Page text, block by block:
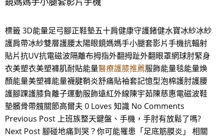
標籤 3D能量足弓腳正鞋墊五十肩健康守護鍺健水寶冰紗冰紗
護肩帶冰紗雙層護腰太陽眼鏡媽媽手小腿套影片手機抗輻射
貼片抗UV抗電磁波隔離布拇指外翻拇趾外翻眼罩網球肘緊身
衣美塑衣美塑褲肌耐貼能量醫療護膝推薦服飾能量毯能量煥
顏能量美塑褲能量襪腱鞘炎舒痛貼袖套記憶型泡棉護肘護腰
護腳踝護膝負離子運動服飾遠紅外線陳宇茹陳慈惠電磁波鞋
墊髕骨帶髖關節高爾夫 0 Loves 知識 No Comments
Previous Post 上班族整天鍵盤、手機，手肘有放鬆了嗎?
Next Post 腳碰地痛到哭？你可能罹患「足底筋膜炎」 相關